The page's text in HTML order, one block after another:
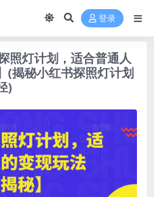
登录
照灯计划，适合普通人
(揭秘小红书探照灯计划
)